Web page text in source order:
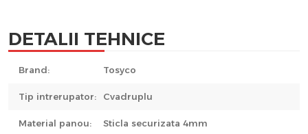
DETALII TEHNICE
Brand: Tosyco
Tip intrerupator: Cvadruplu
Material panou: Sticla securizata 4mm